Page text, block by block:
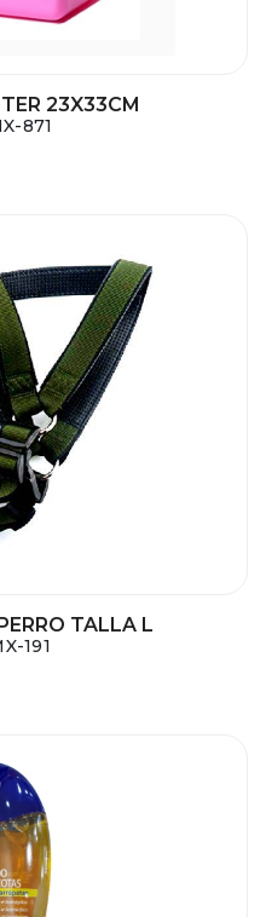
23X33CM
871
TALLA L
191